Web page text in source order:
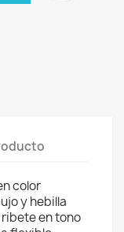
color
y hebilla
en tono